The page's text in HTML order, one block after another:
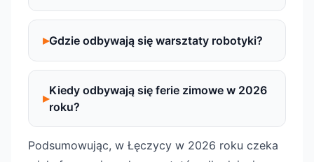
Gdzie odbywają się warsztaty robotyki?
Kiedy odbywają się ferie zimowe w 2026
roku?
Podsumowując, w Łęczycy w 2026 roku czeka